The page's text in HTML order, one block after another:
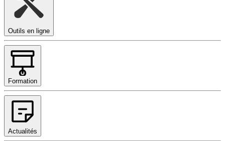
Outils en ligne
Formation
Actualités